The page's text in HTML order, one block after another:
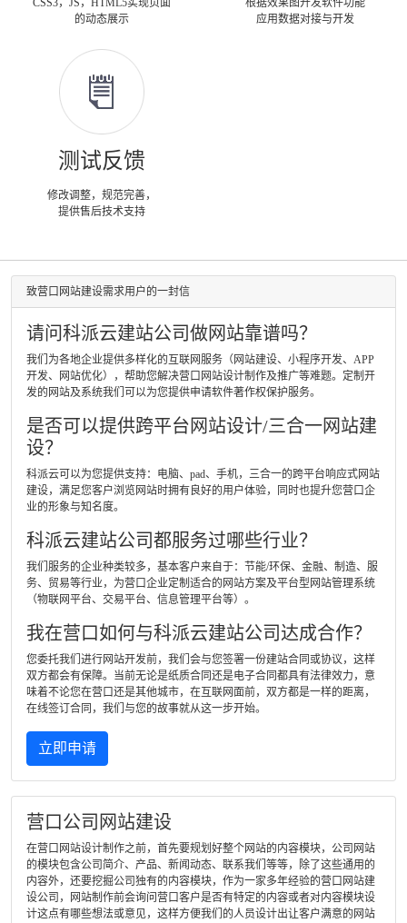
CSS3，JS，HTML5实现页面
的动态展示
根据效果图开发软件功能
应用数据对接与开发
测试反馈
修改调整，规范完善，
提供售后技术支持
致营口网站建设需求用户的一封信
请问科派云建站公司做网站靠谱吗？
我们为各地企业提供多样化的互联网服务（网站建设、小程序开发、APP
开发、网站优化），帮助您解决营口网站设计制作及推广等难题。定制开
发的网站及系统我们可以为您提供申请软件著作权保护服务。
是否可以提供跨平台网站设计/三合一网站建
设？
科派云可以为您提供支持：电脑、pad、手机，三合一的跨平台响应式网站
建设，满足您客户浏览网站时拥有良好的用户体验，同时也提升您营口企
业的形象与知名度。
科派云建站公司都服务过哪些行业？
我们服务的企业种类较多，基本客户来自于：节能/环保、金融、制造、服
务、贸易等行业，为营口企业定制适合的网站方案及平台型网站管理系统
（物联网平台、交易平台、信息管理平台等）。
我在营口如何与科派云建站公司达成合作？
您委托我们进行网站开发前，我们会与您签署一份建站合同或协议，这样
双方都会有保障。当前无论是纸质合同还是电子合同都具有法律效力，意
味着不论您在营口还是其他城市，在互联网面前，双方都是一样的距离，
在线签订合同，我们与您的故事就从这一步开始。
立即申请
营口公司网站建设
在营口网站设计制作之前，首先要规划好整个网站的内容模块，公司网站
的模块包含公司简介、产品、新闻动态、联系我们等等，除了这些通用的
内容外，还要挖掘公司独有的内容模块，作为一家多年经验的营口网站建
设公司，网站制作前会询问营口客户是否有特定的内容或者对内容模块设
计这点有哪些想法或意见，这样方便我们的人员设计出让客户满意的网站